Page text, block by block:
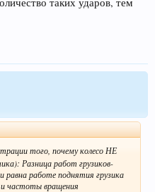
того, почему колесо НЕ
Разница работ грузиков-
равна работе поднятия грузика
и частоты вращения